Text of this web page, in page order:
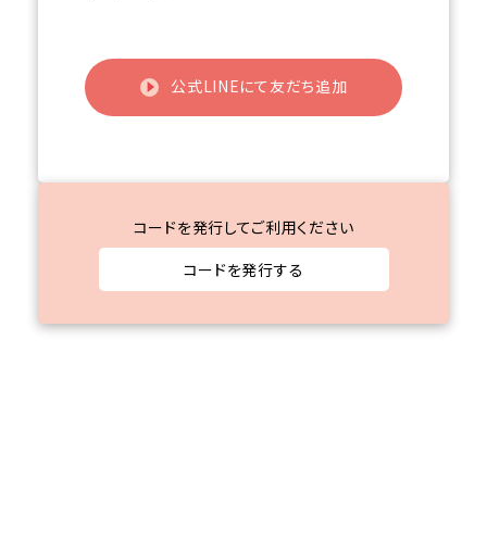
公式LINEにて友だち追加
コードを発行してご利用ください
コードを発行する